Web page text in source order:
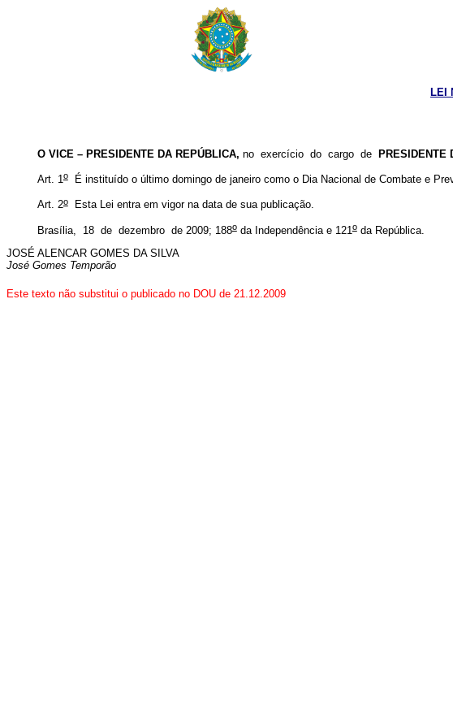
LEI
O VICE – PRESIDENTE DA REPÚBLICA, no exercício do cargo de PRESIDENTE
Art. 1oÉ instituído o último domingo de janeiro como o Dia Nacional de Combate e
Art. 2oEsta Lei entra em vigor na data de sua publicação.
Brasília, 18 de dezembro de 2009; 188oda Independência e 121oda República.
JOSÉ ALENCAR GOMES DA SILVA
José Gomes Temporão
Este texto não substitui o publicado no DOU de 21.12.2009